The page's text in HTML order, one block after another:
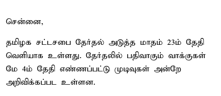
சென்னை,
தமிழக சட்டசபை தேர்தல் அடுத்த மாதம் 23ம் தேதி
வெளியாக உள்ளது. தேர்தலில் பதிவாகும் வாக்குகள்
மே 4ம் தேதி எண்ணப்பட்டு முடிவுகள் அன்றே
அறிவிக்கப்பட உள்ளன.